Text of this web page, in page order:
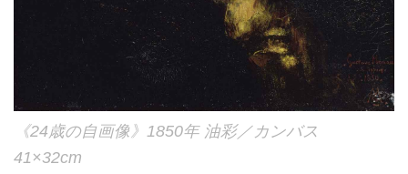
《24歳の自画像》1850年 油彩／カンバス
41×32cm